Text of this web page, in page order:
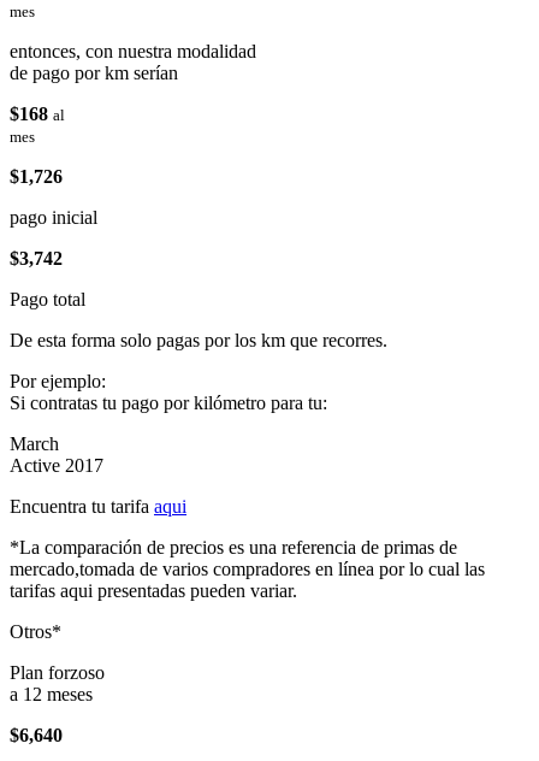
mes
entonces, con nuestra modalidad
de pago por km serían
$168 al
mes
$1,726
pago inicial
$3,742
Pago total
De esta forma solo pagas por los km que recorres.
Por ejemplo:
Si contratas tu pago por kilómetro para tu:
March
Active 2017
Encuentra tu tarifa aqui
*La comparación de precios es una referencia de primas de
mercado,tomada de varios compradores en línea por lo cual las
tarifas aqui presentadas pueden variar.
Otros*
Plan forzoso
a 12 meses
$6,640